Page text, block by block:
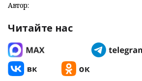
Автор:
Читайте нас